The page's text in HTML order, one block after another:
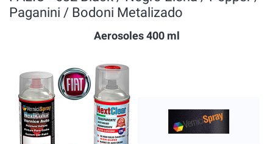
Paganini / Bodoni Metalizado
Aerosoles 400 ml